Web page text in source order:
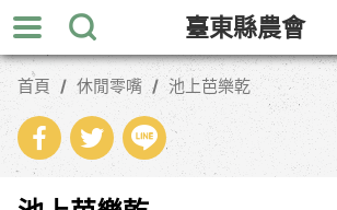
跳
到
主
內
臺東縣農會
首頁 休閒零嘴 池上芭樂乾